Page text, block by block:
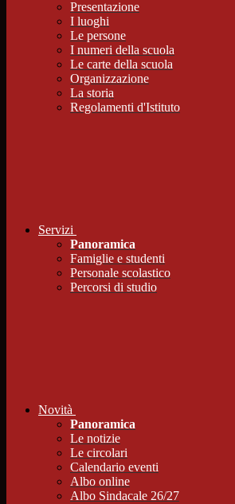
Presentazione
I luoghi
Le persone
I numeri della scuola
Le carte della scuola
Organizzazione
La storia
Regolamenti d'Istituto
Servizi
Panoramica
Famiglie e studenti
Personale scolastico
Percorsi di studio
Novità
Panoramica
Le notizie
Le circolari
Calendario eventi
Albo online
Albo Sindacale 26/27